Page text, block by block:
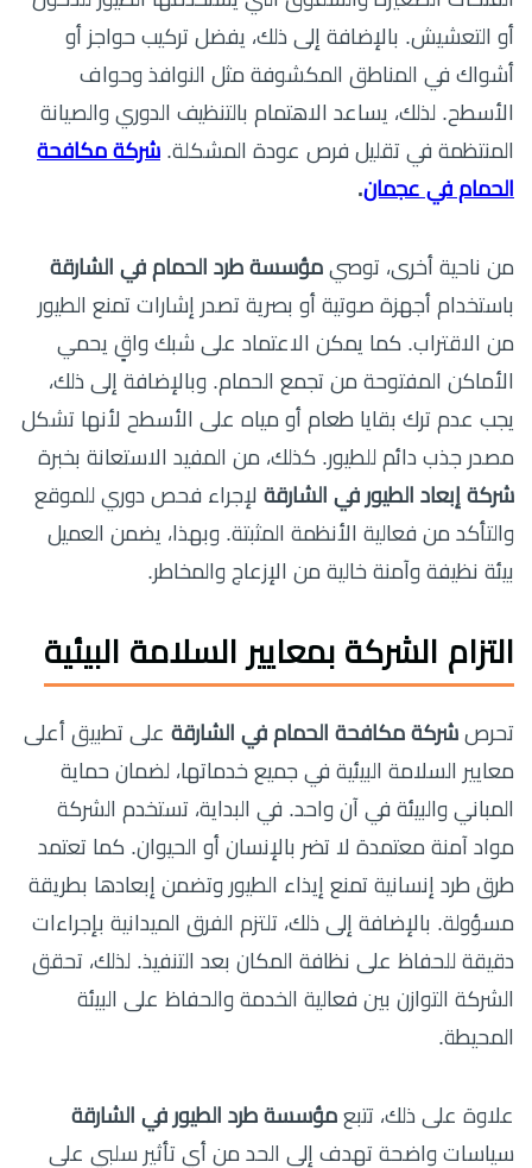
أو التعشيش. بالإضافة إلى ذلك، يفضل تركيب حواجز أو
أشواك في المناطق المكشوفة مثل النوافذ وحواف
الأسطح. لذلك، يساعد الاهتمام بالتنظيف الدوري والصيانة
المنتظمة في تقليل فرص عودة المشكلة. شركة مكافحة
الحمام في عجمان.
من ناحية أخرى، توصي مؤسسة طرد الحمام في الشارقة
باستخدام أجهزة صوتية أو بصرية تصدر إشارات تمنع الطيور
من الاقتراب. كما يمكن الاعتماد على شبك واقٍ يحمي
الأماكن المفتوحة من تجمع الحمام. وبالإضافة إلى ذلك،
يجب عدم ترك بقايا طعام أو مياه على الأسطح لأنها تشكل
مصدر جذب دائم للطيور. كذلك، من المفيد الاستعانة بخبرة
شركة إبعاد الطيور في الشارقة لإجراء فحص دوري للموقع
والتأكد من فعالية الأنظمة المثبتة. وبهذا، يضمن العميل
بيئة نظيفة وآمنة خالية من الإزعاج والمخاطر.
التزام الشركة بمعايير السلامة البيئية
تحرص شركة مكافحة الحمام في الشارقة على تطبيق أعلى
معايير السلامة البيئية في جميع خدماتها، لضمان حماية
المباني والبيئة في آن واحد. في البداية، تستخدم الشركة
مواد آمنة معتمدة لا تضر بالإنسان أو الحيوان. كما تعتمد
طرق طرد إنسانية تمنع إيذاء الطيور وتضمن إبعادها بطريقة
مسؤولة. بالإضافة إلى ذلك، تلتزم الفرق الميدانية بإجراءات
دقيقة للحفاظ على نظافة المكان بعد التنفيذ. لذلك، تحقق
الشركة التوازن بين فعالية الخدمة والحفاظ على البيئة
المحيطة.
علاوة على ذلك، تتبع مؤسسة طرد الطيور في الشارقة
سياسات واضحة تهدف إلى الحد من أي تأثير سلبي على